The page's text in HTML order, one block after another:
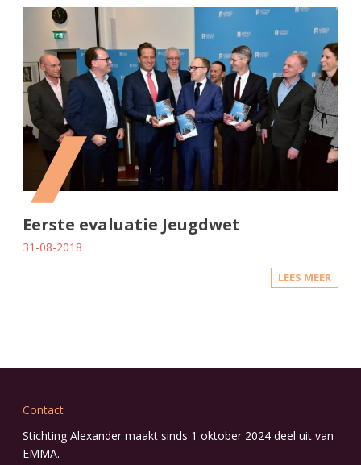
Eerste evaluatie Jeugdwet
31-08-2018
LEES MEER
Contact
Stichting Alexander maakt sinds 1 oktober 2024 deel uit van
EMMA.